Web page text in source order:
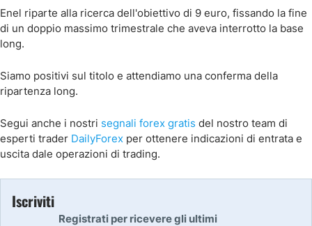
Enel riparte alla ricerca dell'obiettivo di 9 euro, fissando la fine
di un doppio massimo trimestrale che aveva interrotto la base
long.
Siamo positivi sul titolo e attendiamo una conferma della
ripartenza long.
Segui anche i nostri segnali forex gratis del nostro team di
esperti trader DailyForex per ottenere indicazioni di entrata e
uscita dale operazioni di trading.
Iscriviti
Registrati per ricevere gli ultimi